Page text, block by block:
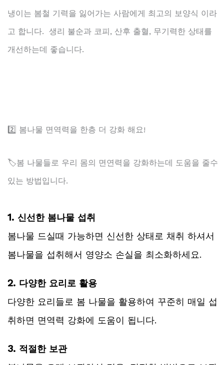
냉이는 봄철 기력을 잃어가는 사람에게 최고의 보양식 이라
고 합니다. 생리 불순과 코피, 산후 출혈, 무기력한 상태를
개선하는데 좋습니다.
2️⃣ 봄나물 면역력을 한층 더 강화 해요!
🏷️봄 나물들로 우리 몸의 면연력을 강화하는데 도움을 줄수
있는 방법입니다.
1. 신선한 봄나물 섭취
봄나물 드실때 가능하면 신선한 상태로 채취 하셔서
봄나물을 섭취해서 영양소 손실을 최소화하세요.
2. 다양한 요리로 활용
다양한 요리들로 봄 나물을 활용하여 꾸준히 매일 섭
취하면 면역력 강화에 도움이 됩니다.
3. 적절한 보관